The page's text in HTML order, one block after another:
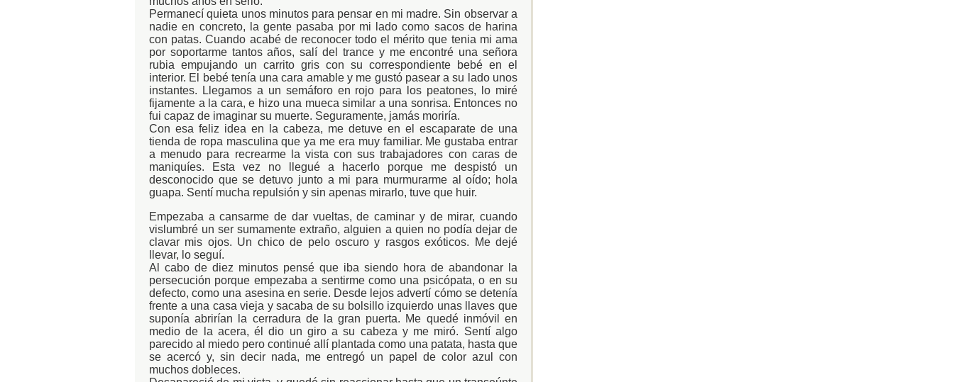
Permanecí quieta unos minutos para pensar en mi madre. Sin observar a
nadie en concreto, la gente pasaba por mi lado como sacos de harina
con patas. Cuando acabé de reconocer todo el mérito que tenia mi ama
por soportarme tantos años, salí del trance y me encontré una señora
rubia empujando un carrito gris con su correspondiente bebé en el
interior. El bebé tenía una cara amable y me gustó pasear a su lado unos
instantes. Llegamos a un semáforo en rojo para los peatones, lo miré
fijamente a la cara, e hizo una mueca similar a una sonrisa. Entonces no
fui capaz de imaginar su muerte. Seguramente, jamás moriría.
Con esa feliz idea en la cabeza, me detuve en el escaparate de una
tienda de ropa masculina que ya me era muy familiar. Me gustaba entrar
a menudo para recrearme la vista con sus trabajadores con caras de
maniquíes. Esta vez no llegué a hacerlo porque me despistó un
desconocido que se detuvo junto a mi para murmurarme al oído; hola
guapa. Sentí mucha repulsión y sin apenas mirarlo, tuve que huir.
Empezaba a cansarme de dar vueltas, de caminar y de mirar, cuando
vislumbré un ser sumamente extraño, alguien a quien no podía dejar de
clavar mis ojos. Un chico de pelo oscuro y rasgos exóticos. Me dejé
llevar, lo seguí.
Al cabo de diez minutos pensé que iba siendo hora de abandonar la
persecución porque empezaba a sentirme como una psicópata, o en su
defecto, como una asesina en serie. Desde lejos advertí cómo se detenía
frente a una casa vieja y sacaba de su bolsillo izquierdo unas llaves que
suponía abrirían la cerradura de la gran puerta. Me quedé inmóvil en
medio de la acera, él dio un giro a su cabeza y me miró. Sentí algo
parecido al miedo pero continué allí plantada como una patata, hasta que
se acercó y, sin decir nada, me entregó un papel de color azul con
muchos dobleces.